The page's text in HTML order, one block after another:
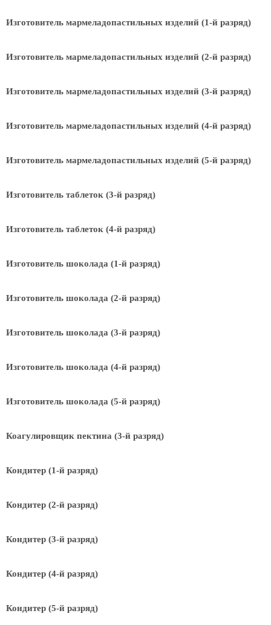
Изготовитель мармеладопастильных изделий (1-й разряд)
Изготовитель мармеладопастильных изделий (2-й разряд)
Изготовитель мармеладопастильных изделий (3-й разряд)
Изготовитель мармеладопастильных изделий (4-й разряд)
Изготовитель мармеладопастильных изделий (5-й разряд)
Изготовитель таблеток (3-й разряд)
Изготовитель таблеток (4-й разряд)
Изготовитель шоколада (1-й разряд)
Изготовитель шоколада (2-й разряд)
Изготовитель шоколада (3-й разряд)
Изготовитель шоколада (4-й разряд)
Изготовитель шоколада (5-й разряд)
Коагулировщик пектина (3-й разряд)
Кондитер (1-й разряд)
Кондитер (2-й разряд)
Кондитер (3-й разряд)
Кондитер (4-й разряд)
Кондитер (5-й разряд)